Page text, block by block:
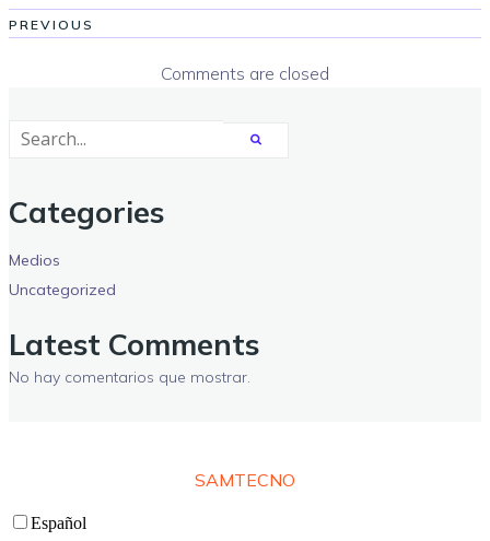
PREVIOUS
Comments are closed
Categories
Medios
Uncategorized
Latest Comments
No hay comentarios que mostrar.
SAMTECNO
Español